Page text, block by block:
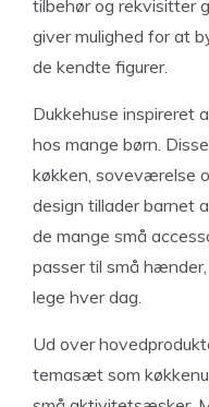
tilbehør og rekvisitter
giver mulighed for at
de kendte figurer.
Dukkehuse inspireret
hos mange børn.
køkken, soveværelse
design tillader barnet
de mange små
passer til små
lege hver dag.
Ud over
temasæt som